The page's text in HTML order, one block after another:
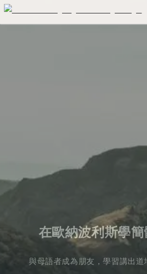
在歐納波利斯學
與母語者成為朋友，學習講出道